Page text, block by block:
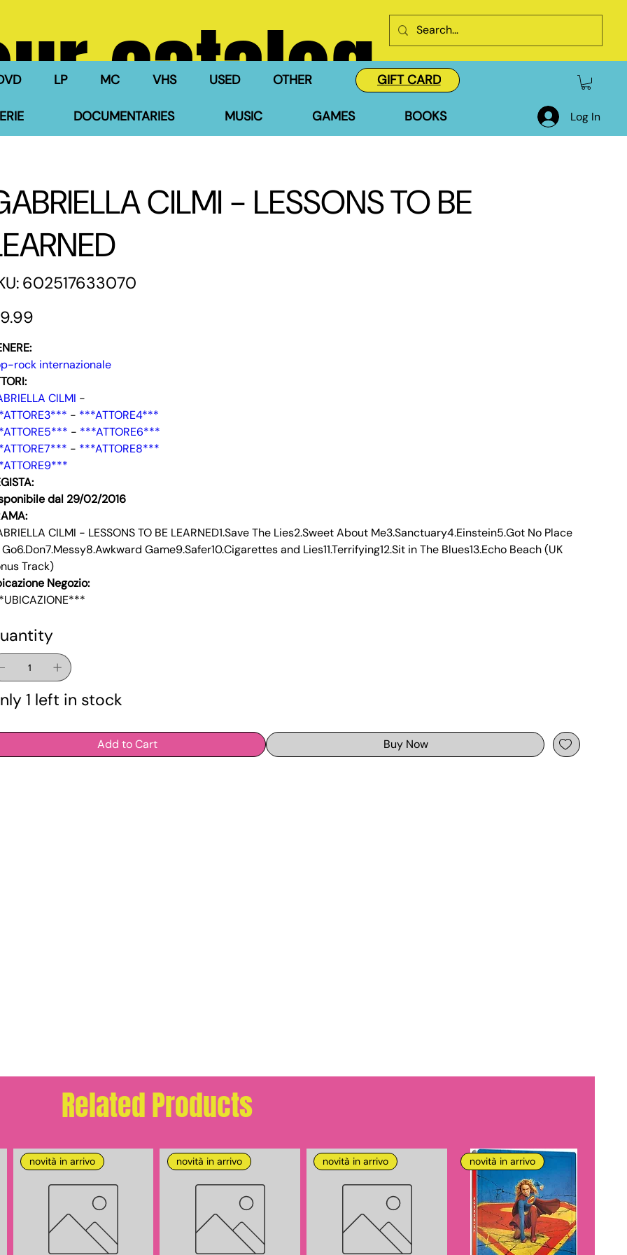
LP MC VHS USED OTHER
DOCUMENTARIES MUSIC GAMES BOOKS
GIFT CARD
Log In
catalog
CILMI - LESSONS TO BE
SKU
602517633070
602517633070
rock internazionale
CILMI -
- ***ATTORE4***
- ***ATTORE6***
- ***ATTORE8***
dal 29/02/2016
CILMI - LESSONS TO BE LEARNED1.Save The Lies2.Sweet About Me3.Sanctuary4.Einstein5.Got No Place
Go6.Don7.Messy8.Awkward Game9.Safer10.Cigarettes and Lies11.Terrifying12.Sit in The Blues13.Echo Beach (UK
Track)
Negozio:
1 left in stock
Add to Cart Buy Now
Related Products
novità in arrivo novità in arrivo novità in arrivo novità in arrivo